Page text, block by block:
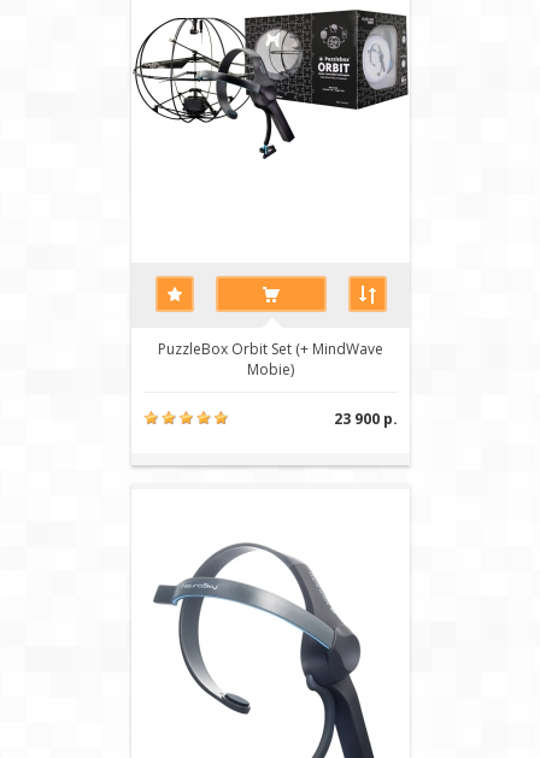
PuzzleBox Orbit Set (+ MindWave
Mobie)
23 900 р.